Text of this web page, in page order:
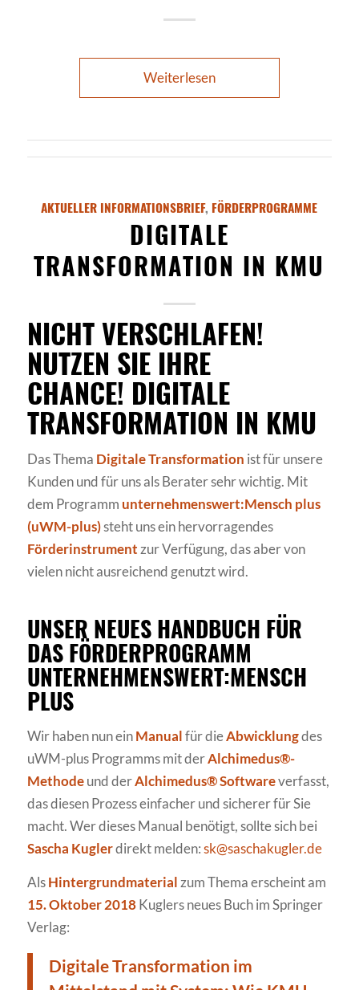
Weiterlesen
AKTUELLER INFORMATIONSBRIEF, FÖRDERPROGRAMME
DIGITALE
TRANSFORMATION IN KMU
NICHT VERSCHLAFEN!
NUTZEN SIE IHRE
CHANCE! DIGITALE
TRANSFORMATION IN KMU
Das Thema Digitale Transformation ist für unsere
Kunden und für uns als Berater sehr wichtig. Mit
dem Programm unternehmenswert:Mensch plus
(uWM-plus)steht uns ein hervorragendes
Förderinstrumentzur Verfügung, das aber von
vielen nicht ausreichend genutzt wird.
UNSER NEUES HANDBUCH FÜR
DAS FÖRDERPROGRAMM
UNTERNEHMENSWERT:MENSCH
PLUS
Wir haben nun einManualfür dieAbwicklungdes
uWM-plus Programms mit derAlchimedus®-
Methodeund derAlchimedus® Softwareverfasst,
das diesen Prozess einfacher und sicherer für Sie
macht. Wer dieses Manual benötigt, sollte sich bei
Sascha Kuglerdirekt melden:sk@saschakugler.de
AlsHintergrundmaterialzum Thema erscheint am
15. Oktober 2018Kuglers neues Buch im Springer
Verlag:
Digitale Transformation im